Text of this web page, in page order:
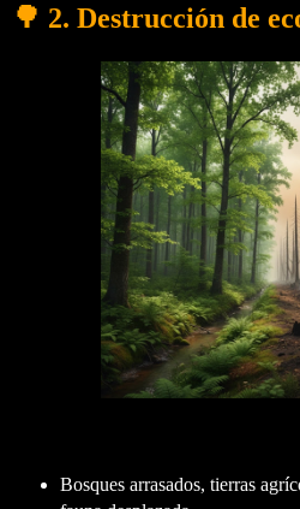
🌳 2. Destrucción de
Bosques arrasados, tierras